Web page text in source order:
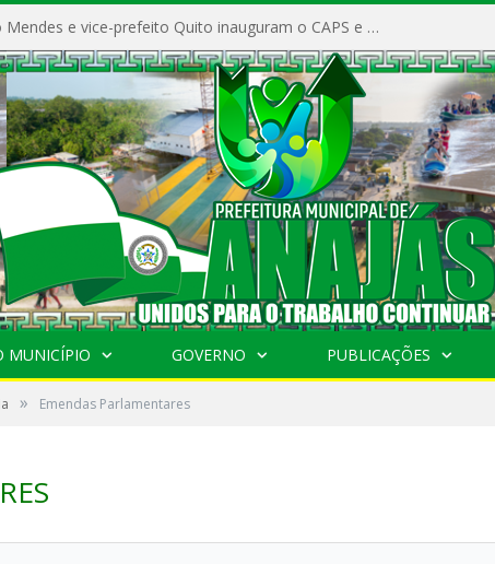
Prefeito Vivaldo Mendes e vice-prefeito Quito inauguram o CAPS e fortalecem a saúde pública em Anajás.
MUNICÍPIO GOVERNO PUBLICAÇÕES
» Emendas Parlamentares